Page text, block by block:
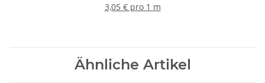
3,05 € pro 1 m
Ähnliche Artikel